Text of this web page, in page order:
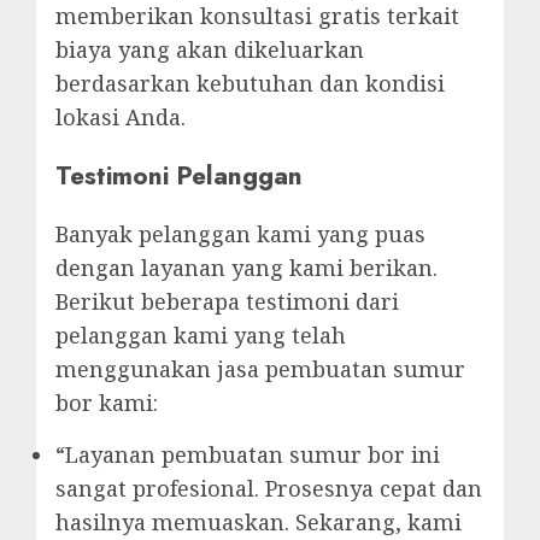
memberikan konsultasi gratis terkait
biaya yang akan dikeluarkan
berdasarkan kebutuhan dan kondisi
lokasi Anda.
Testimoni Pelanggan
Banyak pelanggan kami yang puas
dengan layanan yang kami berikan.
Berikut beberapa testimoni dari
pelanggan kami yang telah
menggunakan jasa pembuatan sumur
bor kami:
“Layanan pembuatan sumur bor ini
sangat profesional. Prosesnya cepat dan
hasilnya memuaskan. Sekarang, kami